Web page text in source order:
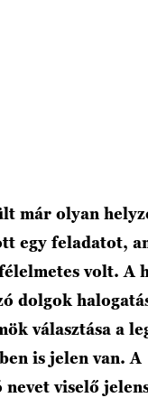
már olyan
egy feladatot,
volt. A
dolgok
választása a
is jelen van. A
viselő